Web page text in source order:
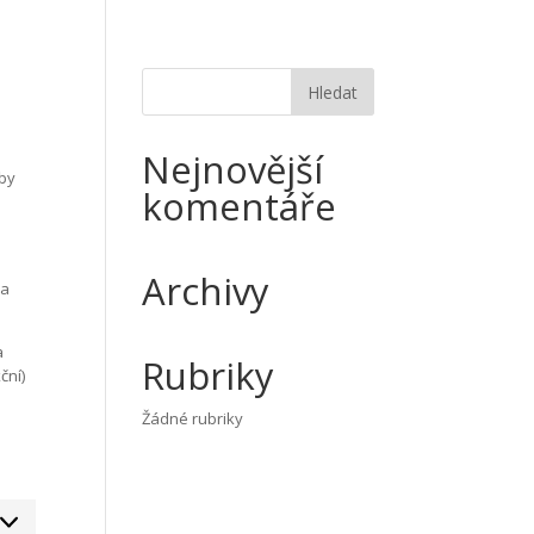
Nejnovější
komentáře
Archivy
Rubriky
Žádné rubriky